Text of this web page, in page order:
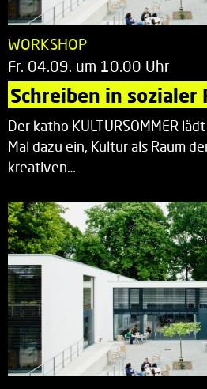
WORKSHOP
Fr. 04.09. um 10.00 Uhr
Schreiben in sozialer
Der katho KULTURSOMMER
Mal dazu ein, Kultur als Raum
kreativen…